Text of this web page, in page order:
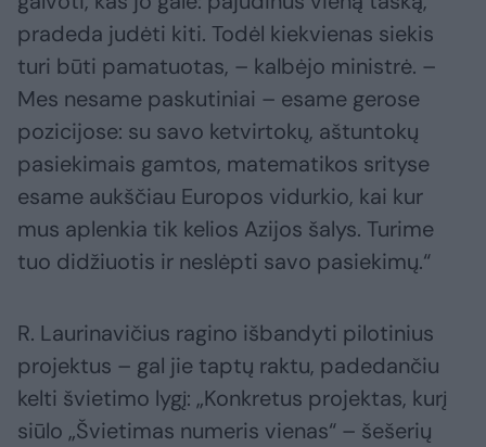
pradeda judėti kiti. Todėl kiekvienas siekis
turi būti pamatuotas, – kalbėjo ministrė. –
Mes nesame paskutiniai – esame gerose
pozicijose: su savo ketvirtokų, aštuntokų
pasiekimais gamtos, matematikos srityse
esame aukščiau Europos vidurkio, kai kur
mus aplenkia tik kelios Azijos šalys. Turime
tuo didžiuotis ir neslėpti savo pasiekimų.“
R. Laurinavičius ragino išbandyti pilotinius
projektus – gal jie taptų raktu, padedančiu
kelti švietimo lygį: „Konkretus projektas, kurį
siūlo „Švietimas numeris vienas“ – šešerių